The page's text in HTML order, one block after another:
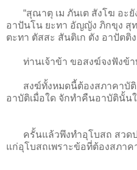
“สุณาตุ เม ภันเต สังโฆ อะ
อาปันโน ยะทา อัญญัง ภิกขุง สุ
ตะทา ตัสสะ สันติเก ตัง อาปัตติ
ท่านเจ้าข้า ขอสงฆ์จงฟังข้า
สงฆ์ทั้งหมดนี้ต้องสภาคาบั
อาบัติเมื่อใด จักทำคืนอาบัตินั้น
ครั้นแล้วพึงทำอุโบสถ สวด
แก่อุโบสถเพราะข้อที่ต้องสภาค